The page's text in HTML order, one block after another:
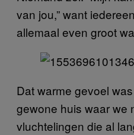
van jou,” want
allemaal even groot
Dat warme gevoel
gewone huis waar we
vluchtelingen die al